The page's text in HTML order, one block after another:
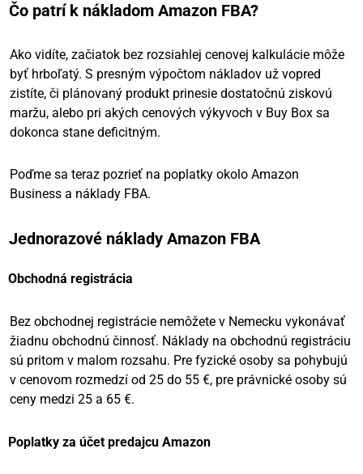
Čo patrí k nákladom Amazon FBA?
Ako vidíte, začiatok bez rozsiahlej cenovej kalkulácie môže
byť hrboľatý. S presným výpočtom nákladov už vopred
zistíte, či plánovaný produkt prinesie dostatočnú ziskovú
maržu, alebo pri akých cenových výkyvoch v Buy Box sa
dokonca stane deficitným.
Poďme sa teraz pozrieť na poplatky okolo Amazon
Business a náklady FBA.
Jednorazové náklady Amazon FBA
Obchodná registrácia
Bez obchodnej registrácie nemôžete v Nemecku vykonávať
žiadnu obchodnú činnosť. Náklady na obchodnú registráciu
sú pritom v malom rozsahu. Pre fyzické osoby sa pohybujú
v cenovom rozmedzí od 25 do 55 €, pre právnické osoby sú
ceny medzi 25 a 65 €.
Poplatky za účet predajcu Amazon